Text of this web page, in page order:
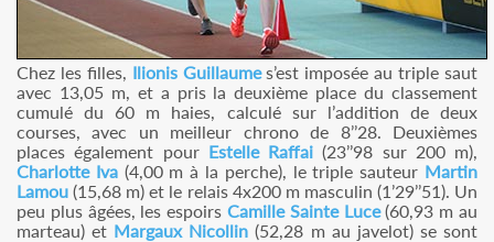
Chez les filles, Ilionis Guillaumes’est imposée au triple saut
avec 13,05 m, et a pris la deuxième place du classement
cumulé du 60 m haies, calculé sur l’addition de deux
courses, avec un meilleur chrono de 8’’28. Deuxièmes
places également pour Estelle Raffai (23’’98 sur 200 m),
Charlotte Iva(4,00 m à la perche), le triple sauteur Martin
Lamou (15,68 m) et le relais 4x200 m masculin (1’29’’51). Un
peu plus âgées, les espoirs Camille Sainte Luce(60,93 m au
marteau) et Margaux Nicollin (52,28 m au javelot) se sont